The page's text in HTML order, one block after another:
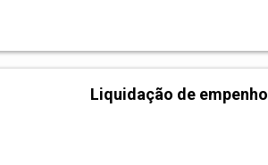
Liquidação de empenho